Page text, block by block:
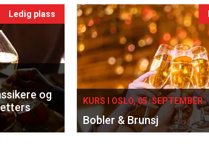
Ledig plass
og
KURS I OSLO, 05. SEPTEMBER
Bobler & Brunsj